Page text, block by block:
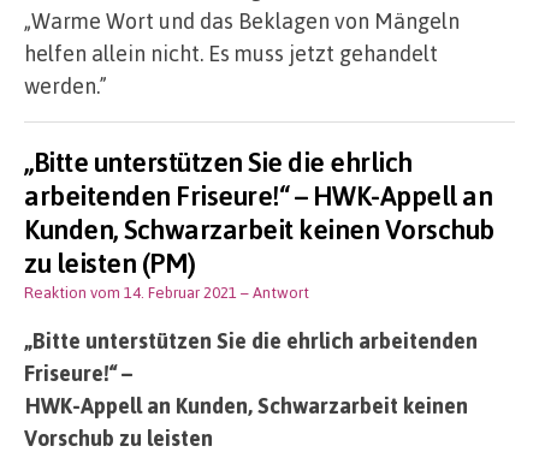
„Warme Wort und das Beklagen von Mängeln
helfen allein nicht. Es muss jetzt gehandelt
werden.”
„Bitte unterstützen Sie die ehrlich
arbeitenden Friseure!“ – HWK-Appell an
Kunden, Schwarzarbeit keinen Vorschub
zu leisten (PM)
Reaktion vom 14. Februar 2021 – Antwort
„Bitte unterstützen Sie die ehrlich arbeitenden
Friseure!“ –
HWK-Appell an Kunden, Schwarzarbeit keinen
Vorschub zu leisten